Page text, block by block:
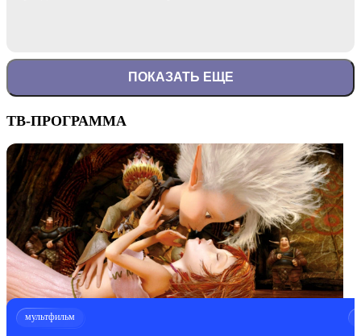
ПОКАЗАТЬ ЕЩЕ
ТВ-ПРОГРАММА
мультфильм